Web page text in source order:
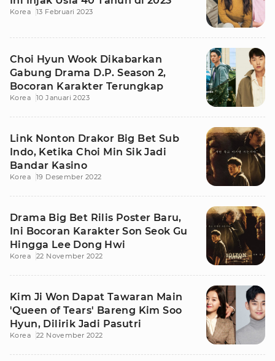
Korea 13 Februari 2023
Choi Hyun Wook Dikabarkan
Gabung Drama D.P. Season 2,
Bocoran Karakter Terungkap
Korea 10 Januari 2023
Link Nonton Drakor Big Bet Sub
Indo, Ketika Choi Min Sik Jadi
Bandar Kasino
Korea 19 Desember 2022
Drama Big Bet Rilis Poster Baru,
Ini Bocoran Karakter Son Seok Gu
Hingga Lee Dong Hwi
Korea 22 November 2022
Kim Ji Won Dapat Tawaran Main
'Queen of Tears' Bareng Kim Soo
Hyun, Dilirik Jadi Pasutri
Korea 22 November 2022